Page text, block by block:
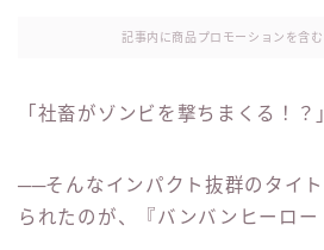
記事内に商品プロモーションを含
「社畜がゾンビを撃ちまくる！？
──そんなインパクト抜群のタイ
られたのが、『バンバンヒーロー